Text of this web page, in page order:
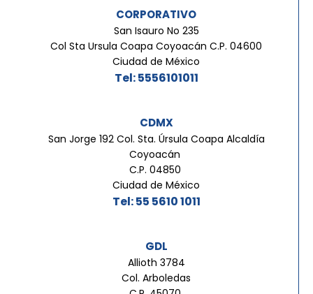
CORPORATIVO
San Isauro No 235
Col Sta Ursula Coapa Coyoacán C.P. 04600
Ciudad de México
Tel: 5556101011
CDMX
San Jorge 192 Col. Sta. Úrsula Coapa Alcaldía
Coyoacán
C.P. 04850
Ciudad de México
Tel: 55 5610 1011
GDL
Allioth 3784
Col. Arboledas